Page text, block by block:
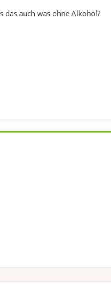
das auch was ohne Alkohol?